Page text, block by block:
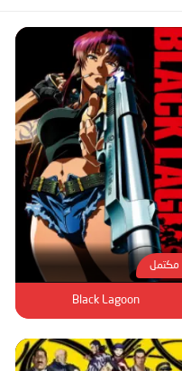
مكتمل
Black Lagoon